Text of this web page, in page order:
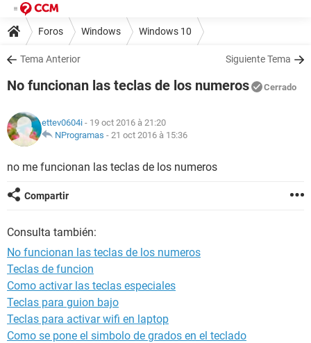
Foros Windows Windows 10
Tema Anterior Siguiente Tema
No funcionan las teclas de los numeros Cerrado
ettev0604i - 19 oct 2016 à 21:20
NProgramas - 21 oct 2016 à 15:36
no me funcionan las teclas de los numeros
Compartir
Consulta también:
No funcionan las teclas de los numeros
Teclas de funcion
Como activar las teclas especiales
Teclas para guion bajo
Teclas para activar wifi en laptop
Como se pone el simbolo de grados en el teclado